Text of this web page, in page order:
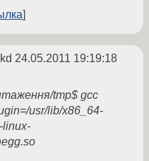
24.05.2011 19:19:18
tmp$ gcc
usr/lib/x86_64-
linux-